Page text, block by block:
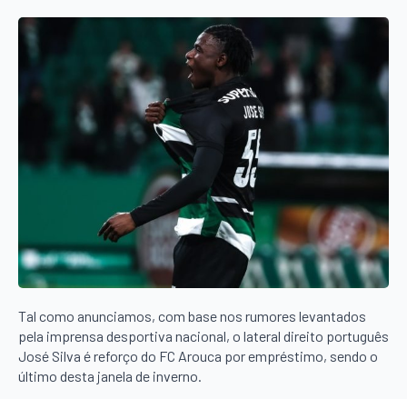
Tal como anunciamos, com base nos rumores levantados
pela imprensa desportiva nacional, o lateral direito português
José Silva é reforço do FC Arouca por empréstimo, sendo o
último desta janela de inverno.